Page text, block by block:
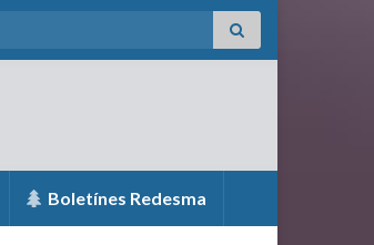
Boletínes Redesma